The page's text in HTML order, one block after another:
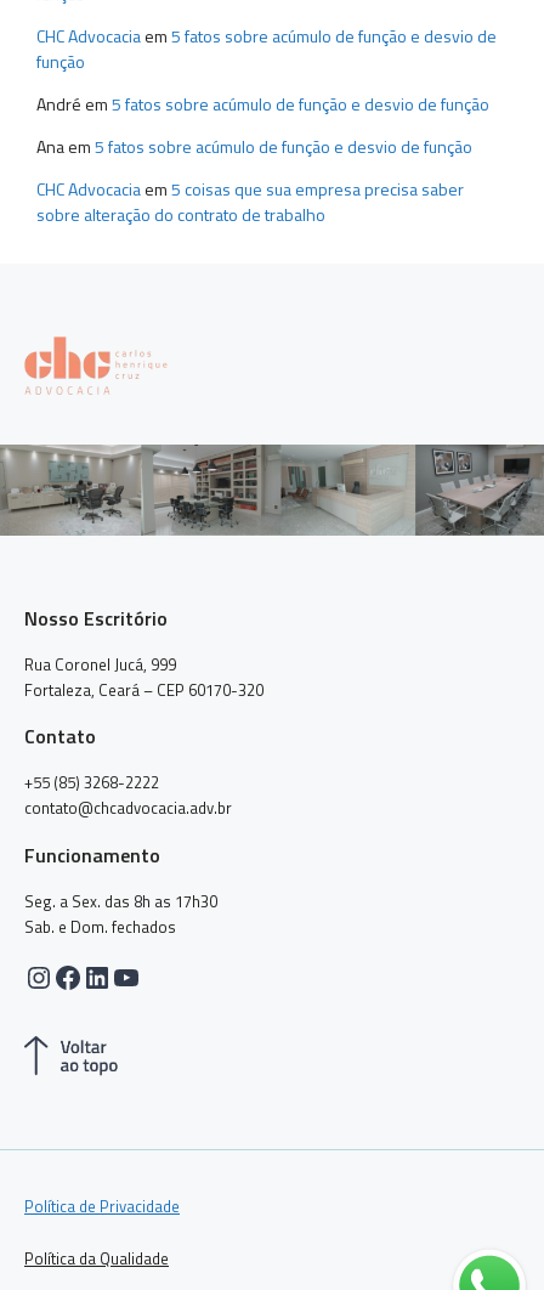
CHC Advocaciaem5 fatos sobre acúmulo de função e desvio de
função
André em5 fatos sobre acúmulo de função e desvio de função
Anaem5 fatos sobre acúmulo de função e desvio de função
CHC Advocaciaem5 coisas que sua empresa precisa saber
sobre alteração do contrato de trabalho
Nosso Escritório
Rua Coronel Jucá, 999
Fortaleza, Ceará – CEP 60170-320
Contato
+55 (85) 3268-2222
contato@chcadvocacia.adv.br
Funcionamento
Seg. a Sex. das 8h as 17h30
Sab. e Dom. fechados
Instagram
Facebook
LinkedIn
Youtube
Política de Privacidade
Política da Qualidade